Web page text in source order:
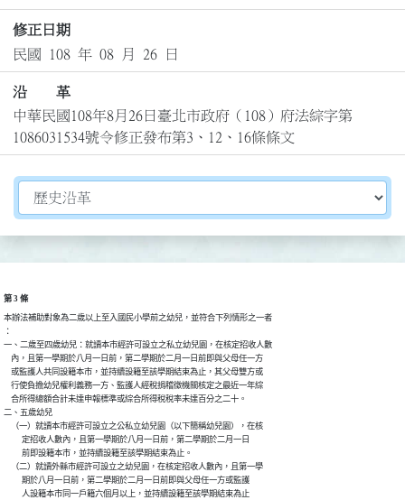
修正日期
民國 108 年 08 月 26 日
沿 革
中華民國108年8月26日臺北市政府（108）府法綜字第
1086031534號令修正發布第3、12、16條條文
切換選擇法規資訊內容
第 3 條
本辦法補助對象為二歲以上至入國民小學前之幼兒，並符合下列情形之一者
：
一、二歲至四歲幼兒：就讀本市經許可設立之私立幼兒園，在核定招收人數
    內，且第一學期於八月一日前，第二學期於二月一日前即與父母任一方
    或監護人共同設籍本市，並持續設籍至該學期結束為止，其父母雙方或
    行使負擔幼兒權利義務一方、監護人經稅捐稽徵機關核定之最近一年綜
    合所得總額合計未達申報標準或綜合所得稅稅率未達百分之二十。
二、五歲幼兒
    （一）就讀本市經許可設立之公私立幼兒園（以下簡稱幼兒園），在核
          定招收人數內，且第一學期於八月一日前，第二學期於二月一日
          前即設籍本市，並持續設籍至該學期結束為止。
    （二）就讀外縣市經許可設立之幼兒園，在核定招收人數內，且第一學
          期於八月一日前，第二學期於二月一日前即與父母任一方或監護
          人設籍本市同一戶籍六個月以上，並持續設籍至該學期結束為止